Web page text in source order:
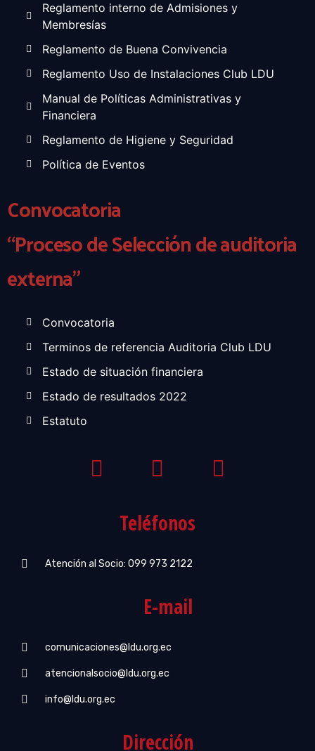
Reglamento interno de Admisiones y
Membresías
Reglamento de Buena Convivencia
Reglamento Uso de Instalaciones Club LDU
Manual de Políticas Administrativas y
Financiera
Reglamento de Higiene y Seguridad
Política de Eventos
Convocatoria
“Proceso de Selección de auditoria
externa”
Convocatoria
Terminos de referencia Auditoria Club LDU
Estado de situación financiera
Estado de resultados 2022
Estatuto
Teléfonos
Atención al Socio: 099 973 2122
E-mail
comunicaciones@ldu.org.ec
atencionalsocio@ldu.org.ec
info@ldu.org.ec
Dirección